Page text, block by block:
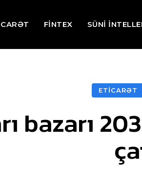
FİNTEX SÜNİ
ETİCARƏT
bazarı